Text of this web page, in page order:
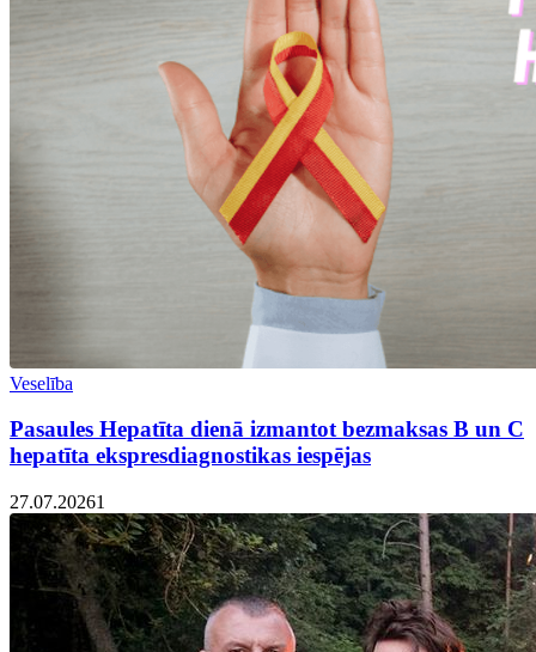
Veselība
Pasaules Hepatīta dienā izmantot bezmaksas B un C
hepatīta ekspresdiagnostikas iespējas
27.07.20261